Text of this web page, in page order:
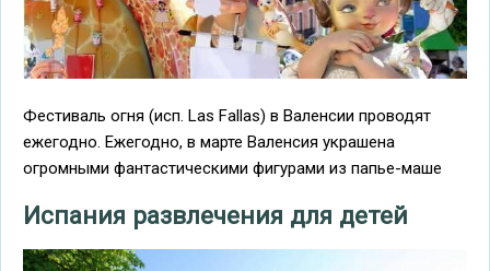
Фестиваль огня (исп. Las Fallas) в Валенсии проводят
ежегодно. Ежегодно, в марте Валенсия украшена
огромными фантастическими фигурами из папье-маше
Испания развлечения для детей